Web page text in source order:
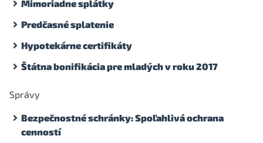
Mimoriadne splátky
Predčasné splatenie
Hypotekárne certifikáty
Štátna bonifikácia pre mladých v roku 2017
Správy
Bezpečnostné schránky: Spoľahlivá ochrana
cenností